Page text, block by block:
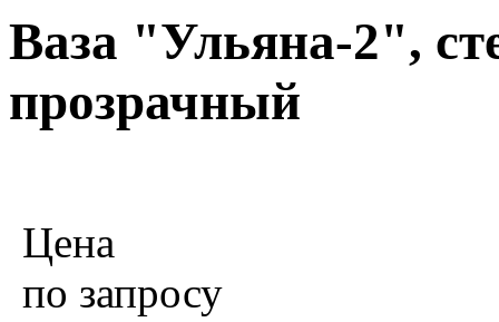
Ваза "Ульяна-2",
прозрачный
Цена
по запросу